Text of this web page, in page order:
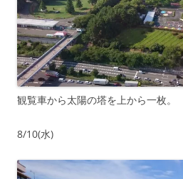
観覧車から太陽の塔を上から一枚。
8/10(水)